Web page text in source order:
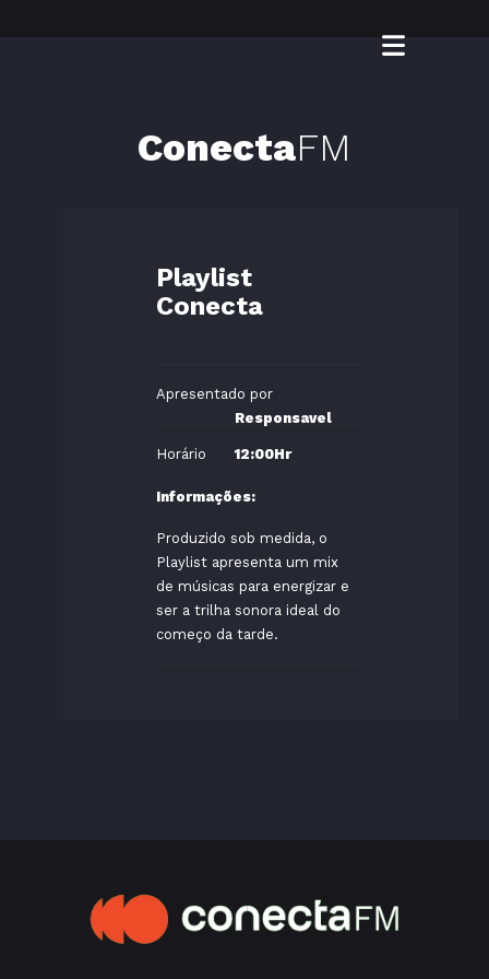
ConectaFM
Playlist
Conecta
Apresentado por
Responsavel
Horário 12:00Hr
Informações:
Produzido sob medida, o
Playlist apresenta um mix
de músicas para energizar e
ser a trilha sonora ideal do
começo da tarde.